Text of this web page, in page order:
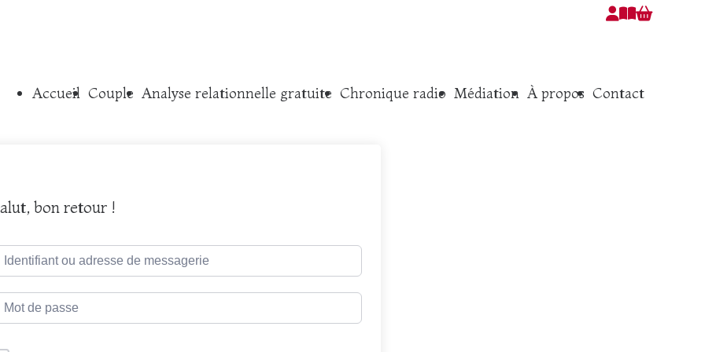
Accueil Couple Analyse relationnelle gratuite Chronique radio Médiation À propos Contact
bon retour !